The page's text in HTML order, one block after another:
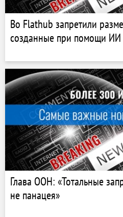
Во Flathub запретили
созданные при помощи ИИ
Глава ООН: «Тотальные
не панацея»